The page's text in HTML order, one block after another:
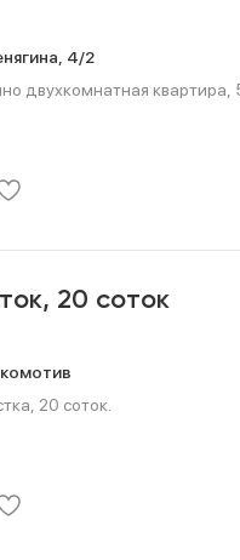
4/2
двухкомнатная квартира,
20 соток
20 соток.